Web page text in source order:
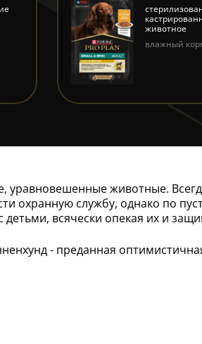
животное
влажный
животные.
охранную службу, однако по
детьми, всячески опекая их и
- преданная